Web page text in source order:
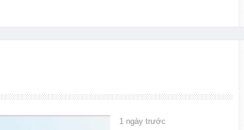
1 ngày trước